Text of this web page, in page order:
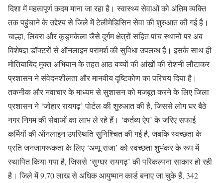
दिशा में महत्वपूर्ण कदम माना जा रहा है। स्वास्थ्य सेवाओं को अंतिम व्यक्ति
तक पहुंचाने के उद्देश्य से जिले में टेलीमेडिसिन सेवा की शुरुआत की गई है।
चाल्हा, लिबरा और कुडुमकेला जैसे दुर्गम क्षेत्रों सहित पांच स्थानों पर अब
विशेषज्ञ डॉक्टरों से ऑनलाइन परामर्श की सुविधा उपलब्ध है। इसके साथ ही
मोतियाबिंद मुक्त अभियान के तहत आठ बच्चों की आंखों की रोशनी लौटाकर
प्रशासन ने संवेदनशीलता और मानवीय दृष्टिकोण का परिचय दिया है।
तकनीक और नवाचार के माध्यम से सुशासन को मजबूत करने के लिए जिला
प्रशासन ने ‘जोहार रायगढ़’ पोर्टल की शुरुआत की है, जिससे लोग घर बैठे
नगर निगम की सेवाओं का लाभ ले रहे हैं। ‘कर्तव्य ऐप’ के जरिए सफाई
कर्मियों की ऑनलाइन उपस्थिति सुनिश्चित की गई है, जबकि स्वच्छता के
प्रति जनजागरूकता के लिए ‘अप्पू राजा’ को स्वच्छता शुभंकर के रूप में
स्थापित किया गया है, जिससे ‘सुग्घर रायगढ़’ की परिकल्पना साकार हो रही
है। जिले में 9.70 लाख से अधिक आयुष्मान कार्ड बनाए जा चुके हैं, 342